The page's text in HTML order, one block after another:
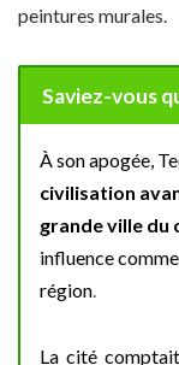
peintures murales.
Saviez-vous
À son apogée,
civilisation
grande ville du
influence
région.
La cité